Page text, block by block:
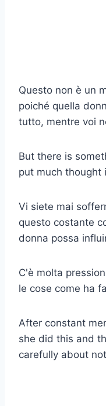
Questo non è un
poiché quella
tutto, mentre voi
But there is
put much thought
Vi siete mai
questo costante
donna possa
C'è molta
le cose come ha
After constant
she did this and
carefully about